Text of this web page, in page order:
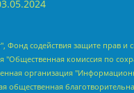
"Фонд по борьбе с коррупцией", Автономная некоммерческая организация "Институт права и публичной политики", Баданин Роман Сергеевич, Гликин Максим Александрович, Железнова Мария Михайловна, Лукьянова Юлия Сергеевна, Маетная Елизавета Витальевна, Маняхин Петр Борисович, Чуракова Ольга Владимировна, Ярош Юлия Петровна, Юридическое лицо "The Insider SIA", зарегистрированное в Риге, Латвийская Республика (дата регистрации 26.06.2015), являющееся администратором доменного имени интернет-издания "The Insider SIA", https://theins.ru, Постернак Алексей Евгеньевич, Рубин Михаил Аркадьевич, Анин Роман Александрович, Юридическое лицо Istories fonds, зарегистрированное в Латвийской Республике (регистрационный номер 50008295751, дата регистрации 24.02.2020), Великовский Дмитрий Александрович, Долинина Ирина Николаевна, Мароховская Алеся Алексеевна, Шлейнов Роман Юрьевич, Шмагун Олеся Валентиновна, Общество с ограниченной ответственностью "Альтаир 2021", Общество с ограниченной ответственностью "Вега 2021", Общество с ограниченной ответственностью "Главный редактор 2021", Общество с ограниченной ответственностью "Ромашки монолит", Важенков Артем Валерьевич, Ивановская областная общественная организация "Центр гендерных исследований", Гурман Юрий Альбертович, Медиапроект "ОВД-Инфо", Егоров